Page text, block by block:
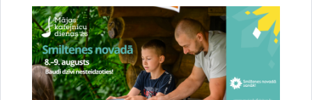
Informācijas avots: talkas.lv